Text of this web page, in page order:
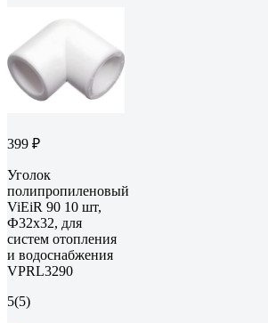
399 ₽
Уголок
полипропиленовый
ViEiR 90 10 шт,
Ф32х32, для
систем отопления
и водоснабжения
VPRL3290
5(5)